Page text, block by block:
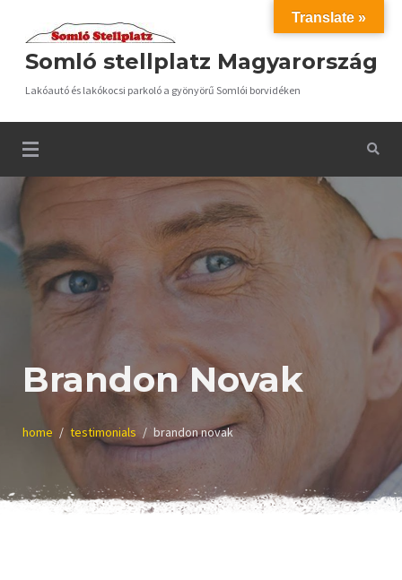
contentSomló stellplatz Magyarország
Lakóautó és lakókocsi parkoló a gyönyörű Somlói borvidéken
Brandon Novak
home testimonials brandon novak
Translate »